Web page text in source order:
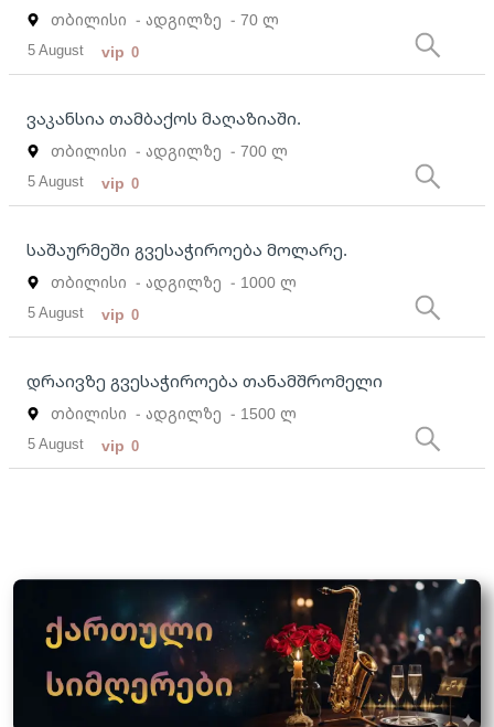
თბილისი - ადგილზე - 70 ლ
5 August vip 0
ვაკანსია თამბაქოს მაღაზიაში.
თბილისი - ადგილზე - 700 ლ
5 August vip 0
საშაურმეში გვესაჭიროება მოლარე.
თბილისი - ადგილზე - 1000 ლ
5 August vip 0
დრაივზე გვესაჭიროება თანამშრომელი
თბილისი - ადგილზე - 1500 ლ
5 August vip 0